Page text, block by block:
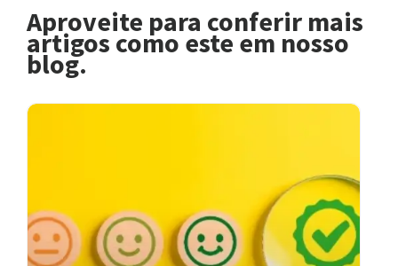
Aproveite para conferir mais
artigos como este em nosso
blog.